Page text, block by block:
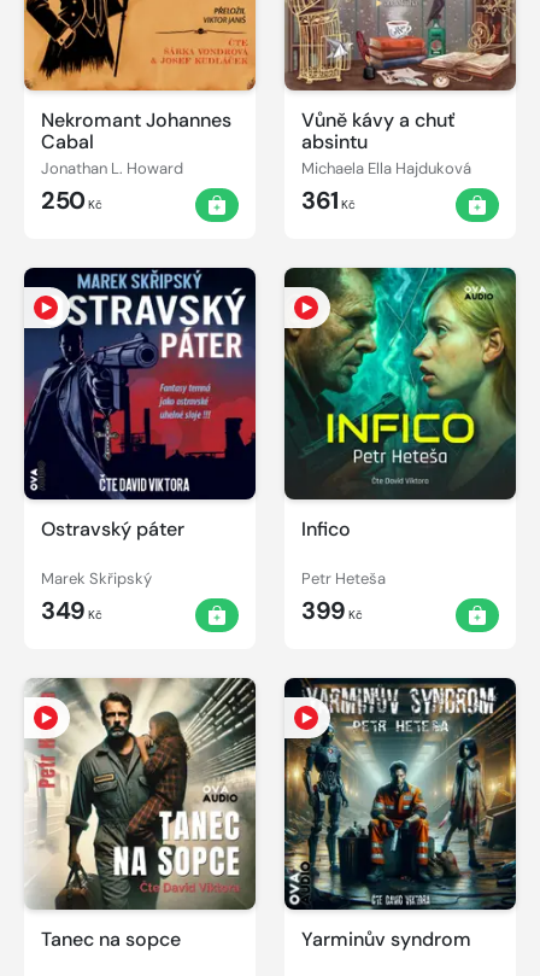
Nekromant Johannes
Cabal
Jonathan L. Howard
250Kč
Vůně kávy a chuť
absintu
Michaela Ella Hajduková
361 Kč
Ostravský páter
Marek Skřipský
349 Kč
Infico
Petr Heteša
399 Kč
Tanec na sopce Yarminův syndrom